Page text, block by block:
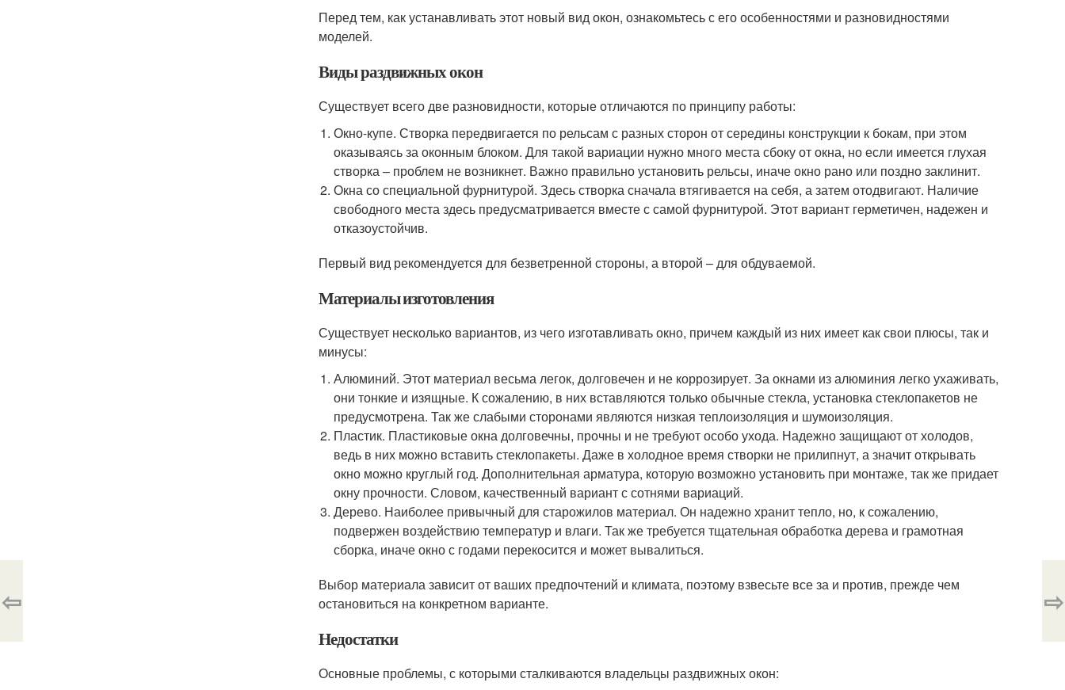
Перед тем, как устанавливать этот новый вид окон, ознакомьтесь с его особенностями и разновидностями
моделей.
Виды раздвижных окон
Существует всего две разновидности, которые отличаются по принципу работы:
Окно-купе. Створка передвигается по рельсам с разных сторон от середины конструкции к бокам, при этом
оказываясь за оконным блоком. Для такой вариации нужно много места сбоку от окна, но если имеется глухая
створка – проблем не возникнет. Важно правильно установить рельсы, иначе окно рано или поздно заклинит.
Окна со специальной фурнитурой. Здесь створка сначала втягивается на себя, а затем отодвигают. Наличие
свободного места здесь предусматривается вместе с самой фурнитурой. Этот вариант герметичен, надежен и
отказоустойчив.
Первый вид рекомендуется для безветренной стороны, а второй – для обдуваемой.
Материалы изготовления
Существует несколько вариантов, из чего изготавливать окно, причем каждый из них имеет как свои плюсы, так и
минусы:
Алюминий. Этот материал весьма легок, долговечен и не коррозирует. За окнами из алюминия легко ухаживать,
они тонкие и изящные. К сожалению, в них вставляются только обычные стекла, установка стеклопакетов не
предусмотрена. Так же слабыми сторонами являются низкая теплоизоляция и шумоизоляция.
Пластик. Пластиковые окна долговечны, прочны и не требуют особо ухода. Надежно защищают от холодов,
ведь в них можно вставить стеклопакеты. Даже в холодное время створки не прилипнут, а значит открывать
окно можно круглый год. Дополнительная арматура, которую возможно установить при монтаже, так же придает
окну прочности. Словом, качественный вариант с сотнями вариаций.
Дерево. Наиболее привычный для старожилов материал. Он надежно хранит тепло, но, к сожалению,
подвержен воздействию температур и влаги. Так же требуется тщательная обработка дерева и грамотная
сборка, иначе окно с годами перекосится и может вывалиться.
Выбор материала зависит от ваших предпочтений и климата, поэтому взвесьте все за и против, прежде чем
остановиться на конкретном варианте.
Недостатки
Основные проблемы, с которыми сталкиваются владельцы раздвижных окон:
⇦ ⇨